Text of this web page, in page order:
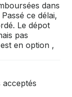
dans
ce délai,
Le dépot
pas
en option ,
acceptés